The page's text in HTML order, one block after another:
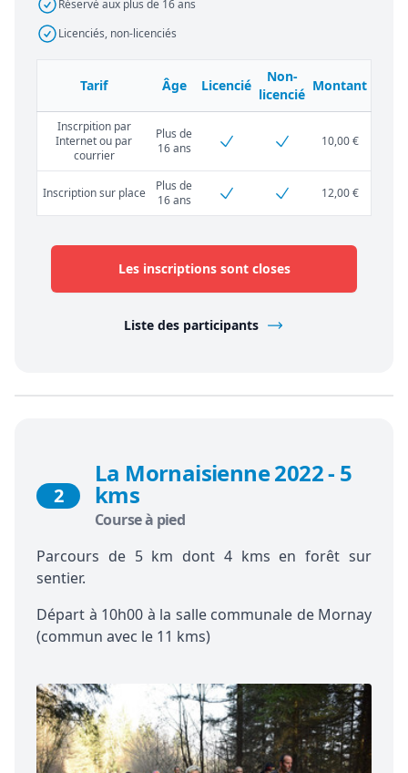
Réservé aux plus de 16 ans
Licenciés, non-licenciés
Tarif Âge Licencié
Non-
licencié
Montant
Inscrpition par
Internet ou par
courrier
Plus de
16 ans
10,00 €
Inscription sur place
Plus de
16 ans
12,00 €
Les inscriptions sont closes
Liste des participants
2
La Mornaisienne 2022 - 5
kms
Course à pied
Parcours de 5 km dont 4 kms en forêt sur
sentier.
Départ à 10h00 à la salle communale de Mornay
(commun avec le 11 kms)